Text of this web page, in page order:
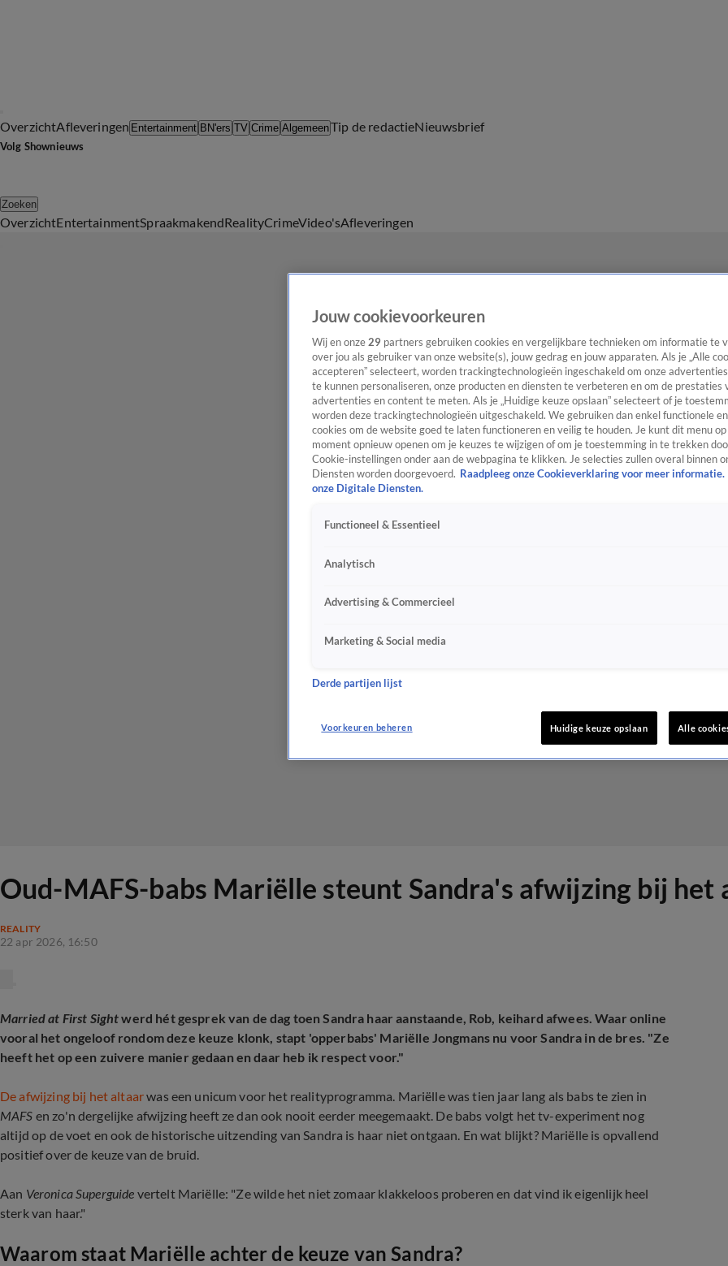
OverzichtAfleveringen Entertainment BN'ers TV Crime AlgemeenTip de redactieNieuwsbrief
Volg Shownieuws
Zoeken
OverzichtEntertainmentSpraakmakendRealityCrimeVideo'sAfleveringen
Oud-MAFS-babs Mariëlle steunt Sandra's afwijzing bij het
REALITY
22 apr 2026, 16:50
Married at First Sightwerd hét gesprek van de dag toen Sandra haar aanstaande, Rob, keihard afwees. Waar online
vooral het ongeloof rondom deze keuze klonk, stapt 'opperbabs' Mariëlle Jongmans nu voor Sandra in de bres. "Ze
heeft het op een zuivere manier gedaan en daar heb ik respect voor."
De afwijzing bij het altaarwas een unicum voor het realityprogramma. Mariëlle was tien jaar lang als babs te zien in
MAFS en zo'n dergelijke afwijzing heeft ze dan ook nooit eerder meegemaakt. De babs volgt het tv-experiment nog
altijd op de voet en ook de historische uitzending van Sandra is haar niet ontgaan. En wat blijkt? Mariëlle is opvallend
positief over de keuze van de bruid.
Aan Veronica Superguide vertelt Mariëlle: "Ze wilde het niet zomaar klakkeloos proberen en dat vind ik eigenlijk heel
sterk van haar."
Waarom staat Mariëlle achter de keuze van Sandra?
Jouw cookievoorkeuren
Wij en onze 29 partners gebruiken cookies en vergelijkbare technieken om informatie te
over jou als gebruiker van onze website(s), jouw gedrag en jouw apparaten. Als je „Alle
accepteren” selecteert, worden trackingtechnologieën ingeschakeld om onze
te kunnen personaliseren, onze producten en diensten te verbeteren en om de prestaties
advertenties en content te meten. Als je „Huidige keuze opslaan” selecteert of je
worden deze trackingtechnologieën uitgeschakeld. We gebruiken dan enkel functionele
cookies om de website goed te laten functioneren en veilig te houden. Je kunt dit menu
moment opnieuw openen om je keuzes te wijzigen of om je toestemming in te trekken
Cookie-instellingen onder aan de webpagina te klikken. Je selecties zullen overal binnen
Diensten worden doorgevoerd. Raadpleeg onze Cookieverklaring voor meer informatie.
onze Digitale Diensten.
Functioneel & Essentieel
Analytisch
Advertising & Commercieel
Marketing & Social media
Derde partijen lijst
Voorkeuren beheren Huidige keuze opslaan Alle